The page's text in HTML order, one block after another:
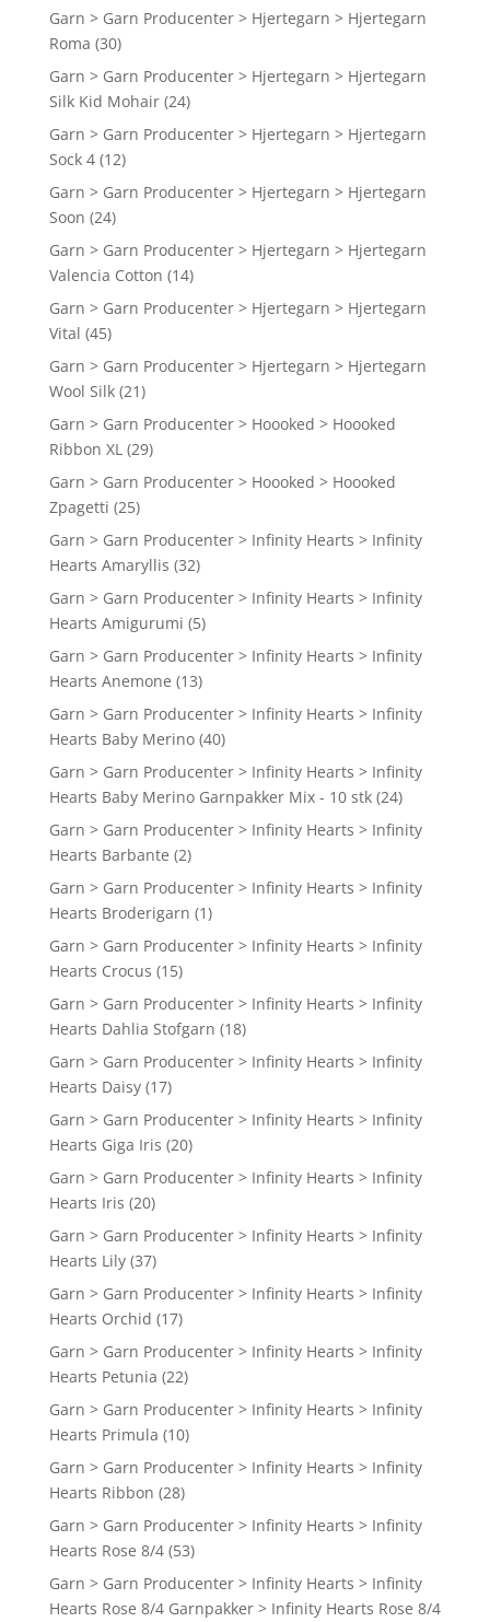
Garn > Garn Producenter > Hjertegarn > Hjertegarn
Roma (30)
Garn > Garn Producenter > Hjertegarn > Hjertegarn
Silk Kid Mohair (24)
Garn > Garn Producenter > Hjertegarn > Hjertegarn
Sock 4 (12)
Garn > Garn Producenter > Hjertegarn > Hjertegarn
Soon (24)
Garn > Garn Producenter > Hjertegarn > Hjertegarn
Valencia Cotton (14)
Garn > Garn Producenter > Hjertegarn > Hjertegarn
Vital (45)
Garn > Garn Producenter > Hjertegarn > Hjertegarn
Wool Silk (21)
Garn > Garn Producenter > Hoooked > Hoooked
Ribbon XL (29)
Garn > Garn Producenter > Hoooked > Hoooked
Zpagetti (25)
Garn > Garn Producenter > Infinity Hearts > Infinity
Hearts Amaryllis (32)
Garn > Garn Producenter > Infinity Hearts > Infinity
Hearts Amigurumi (5)
Garn > Garn Producenter > Infinity Hearts > Infinity
Hearts Anemone (13)
Garn > Garn Producenter > Infinity Hearts > Infinity
Hearts Baby Merino (40)
Garn > Garn Producenter > Infinity Hearts > Infinity
Hearts Baby Merino Garnpakker Mix - 10 stk (24)
Garn > Garn Producenter > Infinity Hearts > Infinity
Hearts Barbante (2)
Garn > Garn Producenter > Infinity Hearts > Infinity
Hearts Broderigarn (1)
Garn > Garn Producenter > Infinity Hearts > Infinity
Hearts Crocus (15)
Garn > Garn Producenter > Infinity Hearts > Infinity
Hearts Dahlia Stofgarn (18)
Garn > Garn Producenter > Infinity Hearts > Infinity
Hearts Daisy (17)
Garn > Garn Producenter > Infinity Hearts > Infinity
Hearts Giga Iris (20)
Garn > Garn Producenter > Infinity Hearts > Infinity
Hearts Iris (20)
Garn > Garn Producenter > Infinity Hearts > Infinity
Hearts Lily (37)
Garn > Garn Producenter > Infinity Hearts > Infinity
Hearts Orchid (17)
Garn > Garn Producenter > Infinity Hearts > Infinity
Hearts Petunia (22)
Garn > Garn Producenter > Infinity Hearts > Infinity
Hearts Primula (10)
Garn > Garn Producenter > Infinity Hearts > Infinity
Hearts Ribbon (28)
Garn > Garn Producenter > Infinity Hearts > Infinity
Hearts Rose 8/4 (53)
Garn > Garn Producenter > Infinity Hearts > Infinity
Hearts Rose 8/4 Garnpakker > Infinity Hearts Rose 8/4